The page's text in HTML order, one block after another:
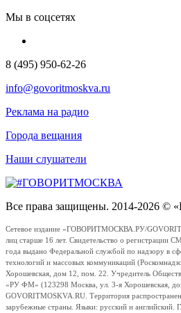
Мы в соцсетях
8 (495) 950-62-26
info@govoritmoskva.ru
Реклама на радио
Города вещания
Наши слушатели
Все права защищены. 2014-2026 ©
Сетевое издание «ГОВОРИТМОСКВА.РУ/
лиц старше 16 лет. Свидетельство о
года выдано Федеральной службой по надзору в
технологий и массовых коммуникаций
Хорошевская, дом 12, пом. 22. Учредитель
«РУ ФМ» (123298 Москва, ул. 3-я Хорошевская,
GOVORITMOSKVA.RU. Территория
зарубежные страны. Языки: русский и английский.